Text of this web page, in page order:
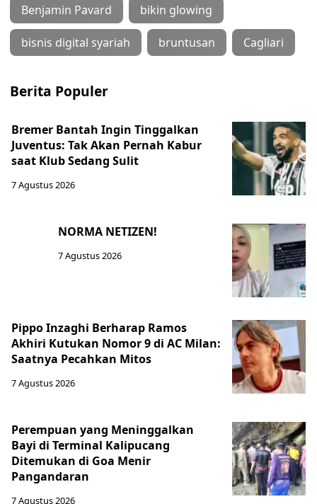
Benjamin Pavard bikin glowing
bisnis digital syariah bruntusan Cagliari
Berita Populer
Bremer Bantah Ingin Tinggalkan
Juventus: Tak Akan Pernah Kabur
saat Klub Sedang Sulit
7 Agustus 2026
NORMA NETIZEN!
7 Agustus 2026
Pippo Inzaghi Berharap Ramos
Akhiri Kutukan Nomor 9 di AC Milan:
Saatnya Pecahkan Mitos
7 Agustus 2026
Perempuan yang Meninggalkan
Bayi di Terminal Kalipucang
Ditemukan di Goa Menir
Pangandaran
7 Agustus 2026